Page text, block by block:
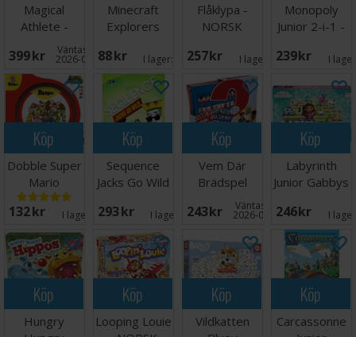
Magical
Athlete -
NORSK
399 SEK Väntas in:
2026-09-30
Minecraft
Explorers
88 SEK I lager:
Flåklypa -
NORSK
257 SEK I lager: 7
Monopoly
Junior 2-i-1 -
239 SEK I
Köp
Dobble Super
Mario
Brädspel
132 SEK I lager: 6
Köp
Sequence
Jacks Go Wild
293 SEK I lager: 1
Köp
Vem Där
Brädspel
243 SEK Väntas in:
2026-08-15
Köp
Labyrinth
Junior Gabbys
246 SEK I
Köp
Hungry
Köp
Looping Louie
Köp
Vildkatten
Köp
Carcassonne